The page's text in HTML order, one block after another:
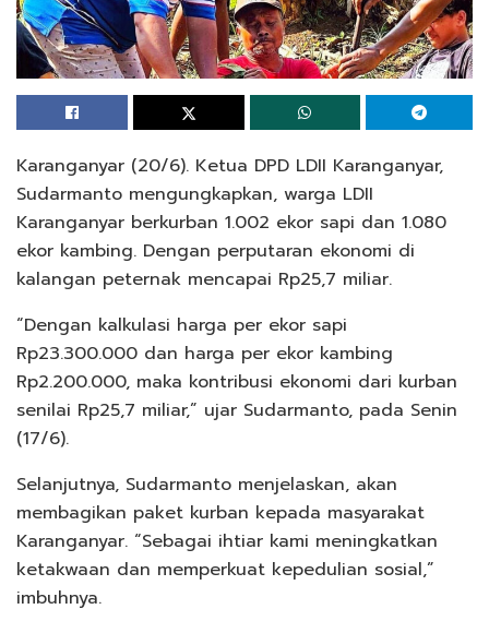
Karanganyar (20/6). Ketua DPD LDII Karanganyar,
Sudarmanto mengungkapkan, warga LDII
Karanganyar berkurban 1.002 ekor sapi dan 1.080
ekor kambing. Dengan perputaran ekonomi di
kalangan peternak mencapai Rp25,7 miliar.
“Dengan kalkulasi harga per ekor sapi
Rp23.300.000 dan harga per ekor kambing
Rp2.200.000, maka kontribusi ekonomi dari kurban
senilai Rp25,7 miliar,” ujar Sudarmanto, pada Senin
(17/6).
Selanjutnya, Sudarmanto menjelaskan, akan
membagikan paket kurban kepada masyarakat
Karanganyar. “Sebagai ihtiar kami meningkatkan
ketakwaan dan memperkuat kepedulian sosial,”
imbuhnya.